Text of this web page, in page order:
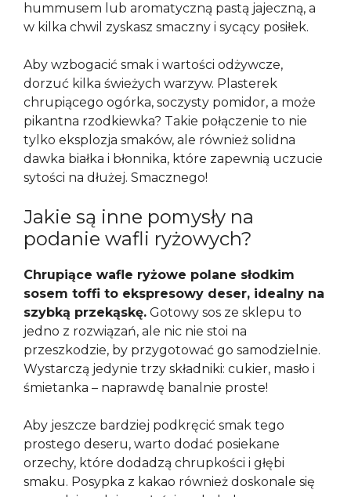
hummusem lub aromatyczną pastą jajeczną, a
w kilka chwil zyskasz smaczny i sycący posiłek.
Aby wzbogacić smak i wartości odżywcze,
dorzuć kilka świeżych warzyw. Plasterek
chrupiącego ogórka, soczysty pomidor, a może
pikantna rzodkiewka? Takie połączenie to nie
tylko eksplozja smaków, ale również solidna
dawka białka i błonnika, które zapewnią uczucie
sytości na dłużej. Smacznego!
Jakie są inne pomysły na
podanie wafli ryżowych?
Chrupiące wafle ryżowe polane słodkim
sosem toffi to ekspresowy deser, idealny na
szybką przekąskę. Gotowy sos ze sklepu to
jedno z rozwiązań, ale nic nie stoi na
przeszkodzie, by przygotować go samodzielnie.
Wystarczą jedynie trzy składniki: cukier, masło i
śmietanka – naprawdę banalnie proste!
Aby jeszcze bardziej podkręcić smak tego
prostego deseru, warto dodać posiekane
orzechy, które dodadzą chrupkości i głębi
smaku. Posypka z kakao również doskonale się